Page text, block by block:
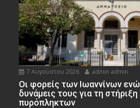
7 Αυγούστου 2026 admin admin
Οι φορείς των Ιωαννίνων
δυνάμεις τους για τη
πυρόπληκτων